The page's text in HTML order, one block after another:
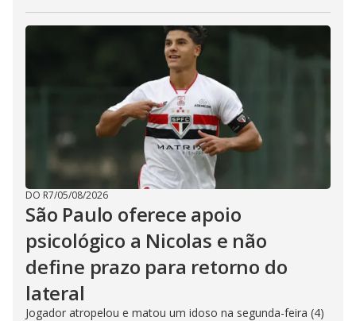
DO R7/05/08/2026
São Paulo oferece apoio
psicológico a Nicolas e não
define prazo para retorno do
lateral
Jogador atropelou e matou um idoso na segunda-feira (4)